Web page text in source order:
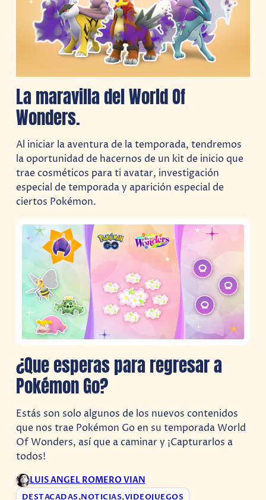
La maravilla del World Of
Wonders.
Al iniciar la aventura de la temporada, tendremos
la oportunidad de hacernos de un kit de inicio que
trae cosméticos para ti avatar, investigación
especial de temporada y aparición especial de
ciertos Pokémon.
¿Que esperas para regresar a
Pokémon Go?
Estás son solo algunos de los nuevos contenidos
que nos trae Pokémon Go en su temporada World
Of Wonders, así que a caminar y ¡Capturarlos a
todos!
LUIS ANGEL ROMERO VIAN
DESTACADAS,NOTICIAS,VIDEOJUEGOS